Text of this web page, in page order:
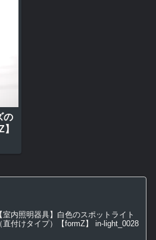
の
【室内照明器具】白色のスポットライト
（直付けタイプ）【formZ】 in-light_0028